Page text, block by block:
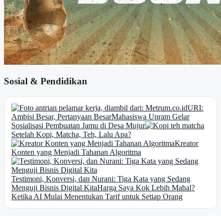
Sosial & Pendidikan
URI:
Ambisi Besar, Pertanyaan BesarMahasiswa Unram Gelar
Sosialisasi Pembuatan Jamu di Desa Mujur
Setelah Kopi, Matcha, Teh, Lalu Apa?
Kreator
Konten yang Menjadi Tahanan Algoritma
Testimoni, Konversi, dan Nurani: Tiga Kata yang Sedang
Menguji Bisnis Digital KitaHarga Saya Kok Lebih Mahal?
Ketika AI Mulai Menentukan Tarif untuk Setiap Orang